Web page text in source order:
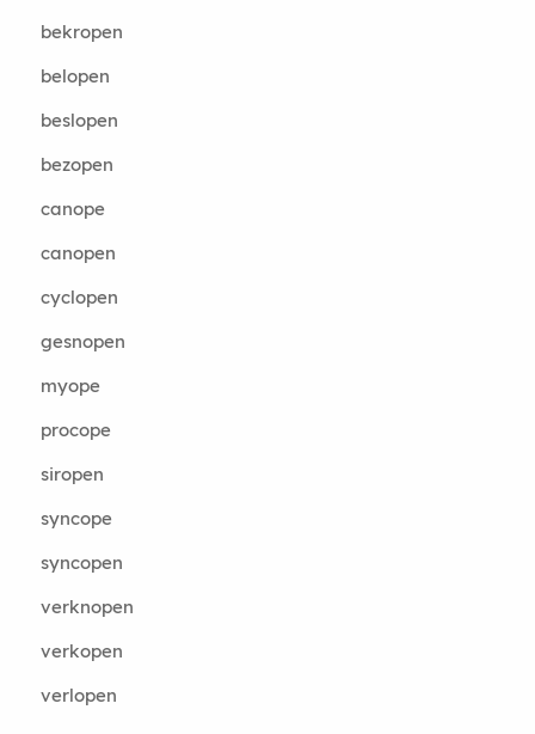
bekropen
belopen
beslopen
bezopen
canope
canopen
cyclopen
gesnopen
myope
procope
siropen
syncope
syncopen
verknopen
verkopen
verlopen